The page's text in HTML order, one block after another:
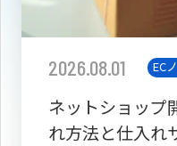
2026.08.01 EC
ネットショップ
れ方法と仕入れ